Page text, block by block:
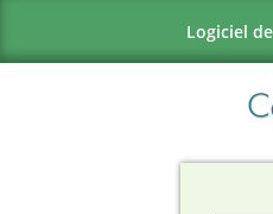
Logiciel